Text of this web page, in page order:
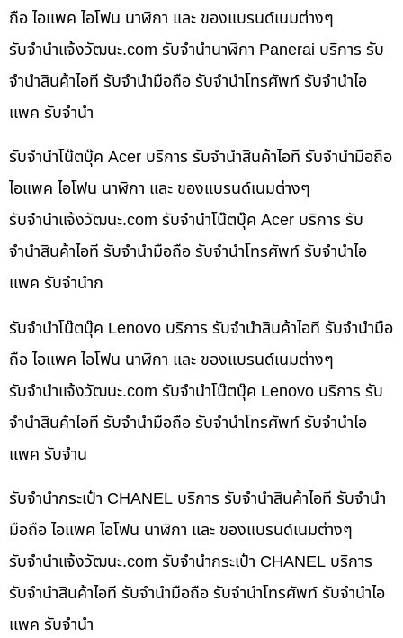
ถือ ไอแพค ไอโฟน นาฬิกา และ ของแบรนด์เนมต่างๆ
รับจํานําแจ้งวัฒนะ.com รับจำนำนาฬิกา Panerai บริการ รับ
จำนำสินค้าไอที รับจำนำมือถือ รับจำนำโทรศัพท์ รับจำนำไอ
แพค รับจำนำ
รับจำนำโน๊ตบุ๊ค Acer บริการ รับจำนำสินค้าไอที รับจำนำมือถือ
ไอแพค ไอโฟน นาฬิกา และ ของแบรนด์เนมต่างๆ
รับจํานําแจ้งวัฒนะ.com รับจำนำโน๊ตบุ๊ค Acer บริการ รับ
จำนำสินค้าไอที รับจำนำมือถือ รับจำนำโทรศัพท์ รับจำนำไอ
แพค รับจำนำก
รับจำนำโน๊ตบุ๊ค Lenovo บริการ รับจำนำสินค้าไอที รับจำนำมือ
ถือ ไอแพค ไอโฟน นาฬิกา และ ของแบรนด์เนมต่างๆ
รับจํานําแจ้งวัฒนะ.com รับจำนำโน๊ตบุ๊ค Lenovo บริการ รับ
จำนำสินค้าไอที รับจำนำมือถือ รับจำนำโทรศัพท์ รับจำนำไอ
แพค รับจำน
รับจำนำกระเป๋า CHANEL บริการ รับจำนำสินค้าไอที รับจำนำ
มือถือ ไอแพค ไอโฟน นาฬิกา และ ของแบรนด์เนมต่างๆ
รับจํานําแจ้งวัฒนะ.com รับจำนำกระเป๋า CHANEL บริการ
รับจำนำสินค้าไอที รับจำนำมือถือ รับจำนำโทรศัพท์ รับจำนำไอ
แพค รับจำนำ